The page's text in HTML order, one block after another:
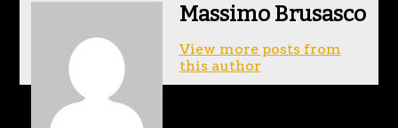
Massimo Brusasco
View more posts from
this author